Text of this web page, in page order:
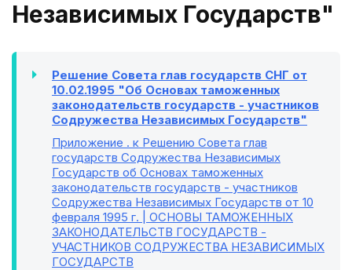
Независимых Государств"
Решение Совета глав государств СНГ от
10.02.1995 "Об Основах таможенных
законодательств государств - участников
Содружества Независимых Государств"
Приложение . к Решению Совета глав
государств Содружества Независимых
Государств об Основах таможенных
законодательств государств - участников
Содружества Независимых Государств от 10
февраля 1995 г. | ОСНОВЫ ТАМОЖЕННЫХ
ЗАКОНОДАТЕЛЬСТВ ГОСУДАРСТВ -
УЧАСТНИКОВ СОДРУЖЕСТВА НЕЗАВИСИМЫХ
ГОСУДАРСТВ